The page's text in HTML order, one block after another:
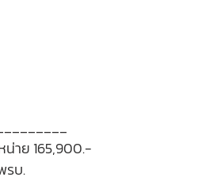
น่าย 165,900.-
รบ.